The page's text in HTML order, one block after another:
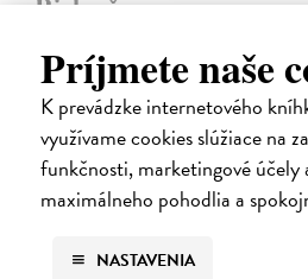
Príjmete naše
K prevádzke internetového
využívame cookies slúžiace na
funkčnosti, marketingové účely
maximálneho pohodlia a
NASTAVENIA
Pascal Mercier bol vždy majstrom
Nočný vlak do Lisabonu či Váha slov
zamysleniu sa nad veľkými témami, ako
Na sklade ?
12,30 €